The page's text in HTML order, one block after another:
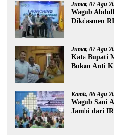
Jumat, 07 Agu
Wagub
Dikdasmen
Jumat, 07 Agu
Kata Bupati
Bukan Anti
Kamis, 06 Agu
Wagub Sani
Jambi dari